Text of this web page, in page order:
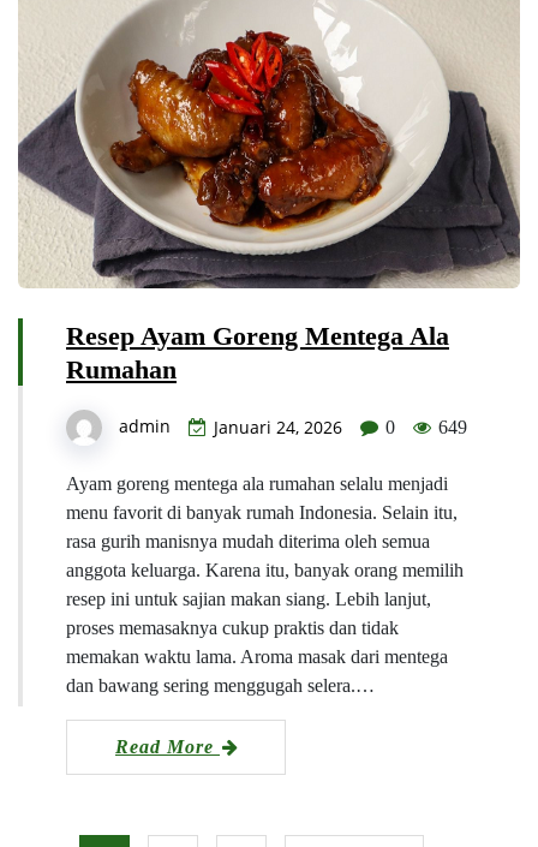
Resep Ayam Goreng Mentega Ala
Rumahan
admin Januari 24, 2026 0 649
Ayam goreng mentega ala rumahan selalu menjadi
menu favorit di banyak rumah Indonesia. Selain itu,
rasa gurih manisnya mudah diterima oleh semua
anggota keluarga. Karena itu, banyak orang memilih
resep ini untuk sajian makan siang. Lebih lanjut,
proses memasaknya cukup praktis dan tidak
memakan waktu lama. Aroma masak dari mentega
dan bawang sering menggugah selera.…
Read More